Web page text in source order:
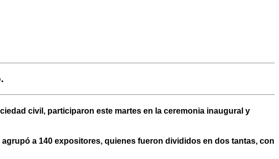
civil, participaron este martes en la ceremonia inaugural y
a 140 expositores, quienes fueron divididos en dos tantas, con